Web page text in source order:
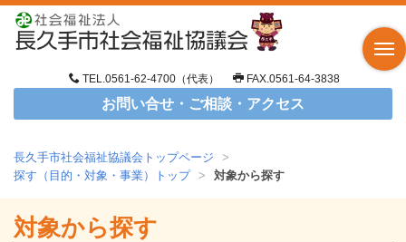
TEL.0561-62-4700（代表） FAX.0561-64-3838
お問い合せ・ご相談・アクセス
長久手市社会福祉協議会トップページ
>
探す（目的・対象・事業）トップ > 対象から探す
対象から探す